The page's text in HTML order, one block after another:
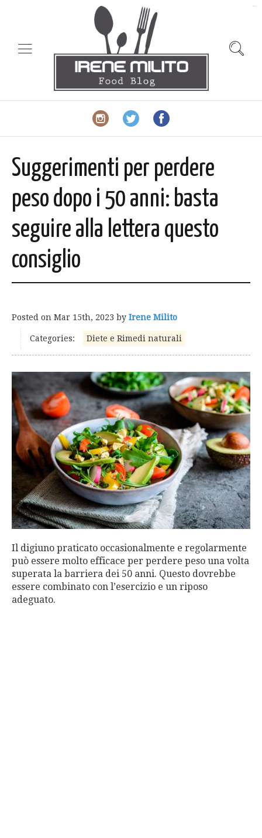
Suggerimenti per perdere
peso dopo i 50 anni: basta
seguire alla lettera questo
consiglio
Posted on Mar 15th, 2023 by Irene Milito
Categories: Diete e Rimedi naturali
Il digiuno praticato occasionalmente e regolarmente
può essere molto efficace per perdere peso una volta
superata la barriera dei 50 anni. Questo dovrebbe
essere combinato con l’esercizio e un riposo
adeguato.